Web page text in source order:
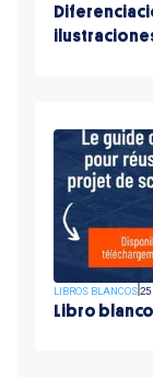
LIBROS BLANCOS25
Libro